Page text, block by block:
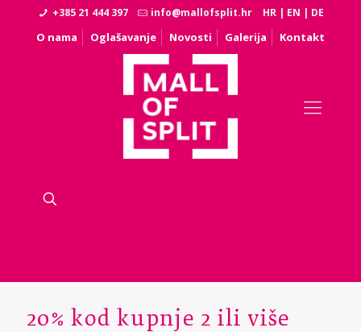
+385 21 444 397 info@mallofsplit.hr HR | EN | DE
O nama Oglašavanje Novosti Galerija Kontakt
20% kod kupnje 2 ili više